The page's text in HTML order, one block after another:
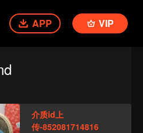
APP VIP
介质id上
传-852081714816